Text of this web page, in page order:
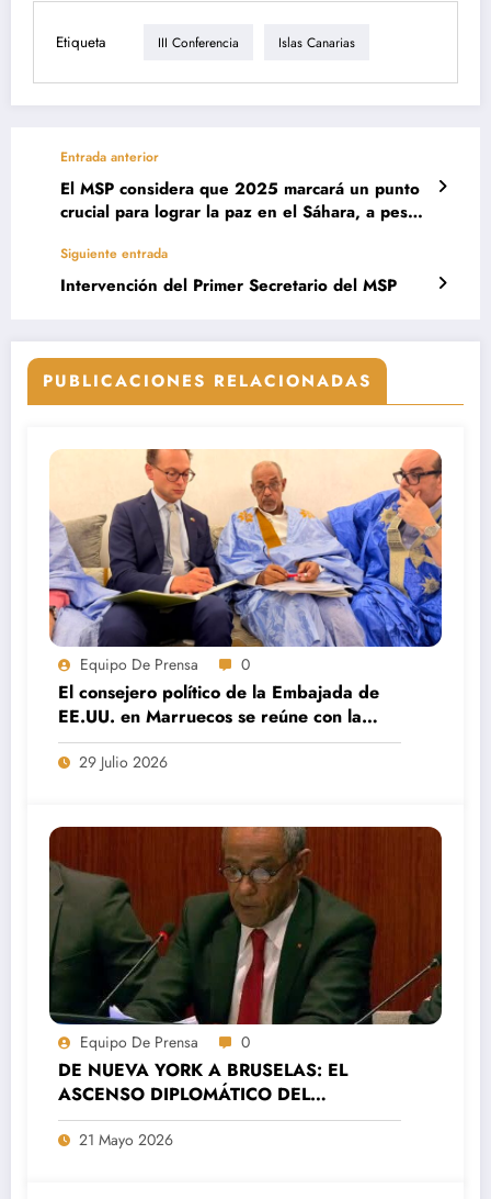
Etiqueta III Conferencia Islas Canarias
Entrada anterior
El MSP considera que 2025 marcará un punto
crucial para lograr la paz en el Sáhara, a pesar
Siguiente entrada
Intervención del Primer Secretario del MSP
PUBLICACIONES RELACIONADAS
Equipo De Prensa 0
El consejero político de la Embajada de
EE.UU. en Marruecos se reúne con la
dirección de Saharauis por la Paz en El
Aaiún29 Julio 2026
Equipo De Prensa 0
DE NUEVA YORK A BRUSELAS: EL
ASCENSO DIPLOMÁTICO DEL
MOVIMIENTO SAHARAUI POR LA PAZ
21 Mayo 2026